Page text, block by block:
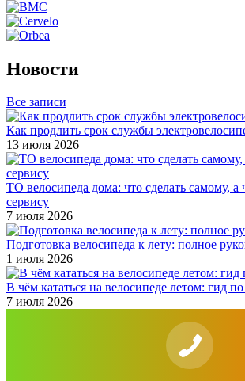
Новости
Все записи
Как продлить срок службы
13 июля 2026
ТО велосипеда дома: что сделать самому, а
сервису
7 июля 2026
Подготовка велосипеда к лету: полное
1 июля 2026
В чём кататься на велосипеде летом: гид
7 июля 2026